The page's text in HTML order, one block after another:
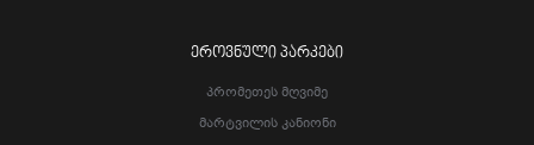
ᲔᲠᲝᲕᲜᲣᲚᲘ ᲞᲐᲠᲙᲔᲑᲘ
Პრომეთეს Მღვიმე
Მარტვილის Კანიონი